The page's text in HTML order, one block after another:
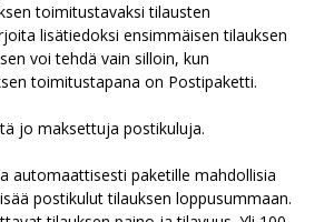
toimitustavaksi tilausten
lisätiedoksi ensimmäisen tilauksen
voi tehdä vain silloin, kun
toimitustapana on Postipaketti.
jo maksettuja postikuluja.
automaattisesti paketille mahdollisia
postikulut tilauksen loppusummaan.